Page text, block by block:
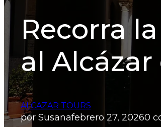
Recorra
al Alcázar
ALCAZAR TOURS
por Susanafebrero 27, 20260